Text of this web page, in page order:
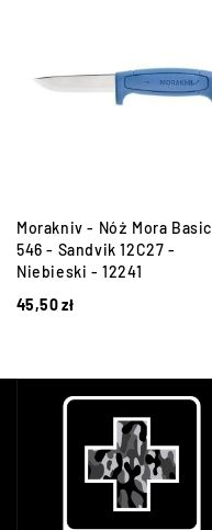
Morakniv - Nóż Mora Basic
546 - Sandvik 12C27 -
Niebieski - 12241
45,50zł